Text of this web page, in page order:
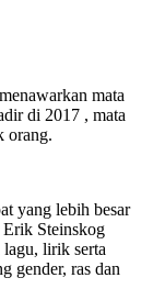
mata
di 2017 , mata
orang.
yang lebih besar
Erik Steinskog
lirik serta
gender, ras dan